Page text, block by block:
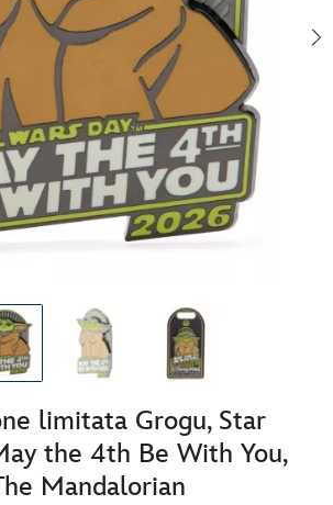
limitata Grogu, Star
the 4th Be With You,
Mandalorian